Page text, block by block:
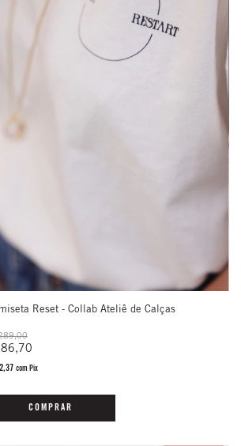
Reset - Collab Ateliê de Calças
com Pix
COMPRAR